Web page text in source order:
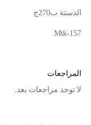
الدستة ب270ج
Mtk-157
المراجعات
لا توجد مراجعات بعد.